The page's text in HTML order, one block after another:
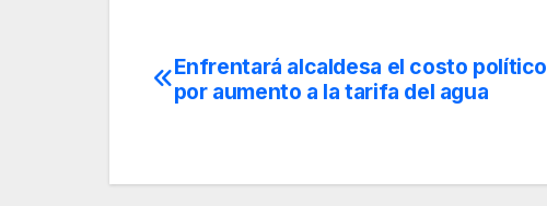
Navegación
Enfrentará alcaldesa el costo político
por aumento a la tarifa del agua